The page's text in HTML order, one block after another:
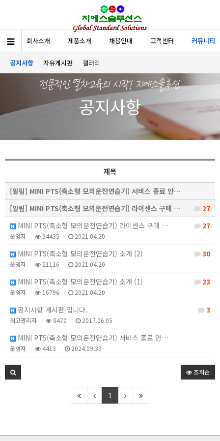
회사소개 제품소개 채용안내 고객센터 커뮤니티
공지사항 자유게시판 갤러리
공지사항
제목
[알림] MINI PTS(축소형 모의운전연습기) 서비스 종료 안…
27
[알림] MINI PTS(축소형 모의운전연습기) 라이센스 구매 …
27
MINI PTS(축소형 모의운전연습기) 라이센스 구매 …
운영자 24435 2021.04.20
30
MINI PTS(축소형 모의운전연습기) 소개 (2)
운영자 21116 2021.04.20
23
MINI PTS(축소형 모의운전연습기) 소개 (1)
운영자 16796 2021.04.20
3
공지사항 게시판 입니다.
최고관리자 8470 2017.06.05
MINI PTS(축소형 모의운전연습기) 서비스 종료 안…
운영자 4413 2024.09.30
조회순
1